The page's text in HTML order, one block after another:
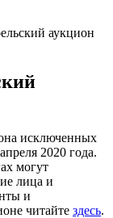
аукцион
исключенных
2020 года.
могут
лица и
и
читайте здесь.